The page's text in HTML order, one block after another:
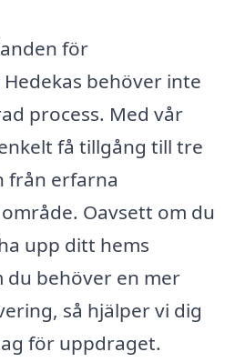
för
behöver inte
process. Med vår
få tillgång till tre
från erfarna
Oavsett om du
upp ditt hems
du behöver en mer
så hjälper vi dig
för uppdraget.